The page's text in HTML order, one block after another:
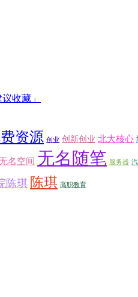
收藏」
资源 创业 创新创业 北大核心
名空间 无名随笔 服务器
陈琪 陈琪 高职教育